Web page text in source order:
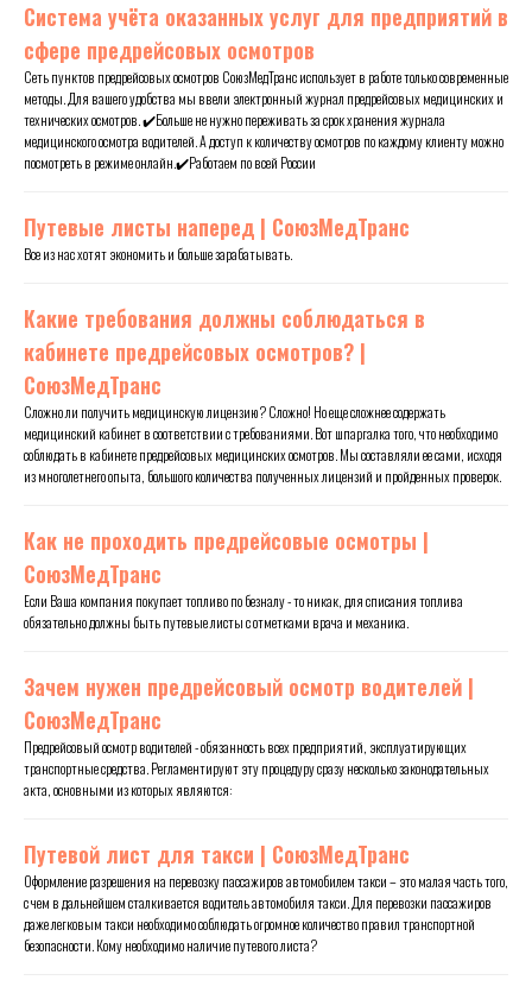
Система учёта оказанных услуг для предприятий в
сфере предрейсовых осмотров
Сеть пунктов предрейсовых осмотров СоюзМедТранс использует в работе только современные
методы. Для вашего удобства мы ввели электронный журнал предрейсовых медицинских и
технических осмотров. ✔️Больше не нужно переживать за срок хранения журнала
медицинского осмотра водителей. А доступ к количеству осмотров по каждому клиенту можно
посмотреть в режиме онлайн.✔️Работаем по всей России
Путевые листы наперед | СоюзМедТранс
Все из нас хотят экономить и больше зарабатывать.
Какие требования должны соблюдаться в
кабинете предрейсовых осмотров? |
СоюзМедТранс
Сложно ли получить медицинскую лицензию? Сложно! Но еще сложнее содержать
медицинский кабинет в соответствии с требованиями. Вот шпаргалка того, что необходимо
соблюдать в кабинете предрейсовых медицинских осмотров. Мы составляли ее сами, исходя
из многолетнего опыта, большого количества полученных лицензий и пройденных проверок.
Как не проходить предрейсовые осмотры |
СоюзМедТранс
Если Ваша компания покупает топливо по безналу - то никак, для списания топлива
обязательно должны быть путевые листы с отметками врача и механика.
Зачем нужен предрейсовый осмотр водителей |
СоюзМедТранс
Предрейсовый осмотр водителей - обязанность всех предприятий, эксплуатирующих
транспортные средства. Регламентируют эту процедуру сразу несколько законодательных
акта, основными из которых являются:
Путевой лист для такси | СоюзМедТранс
Оформление разрешения на перевозку пассажиров автомобилем такси – это малая часть того,
с чем в дальнейшем сталкивается водитель автомобиля такси. Для перевозки пассажиров
даже легковым такси необходимо соблюдать огромное количество правил транспортной
безопасности. Кому необходимо наличие путевого листа?